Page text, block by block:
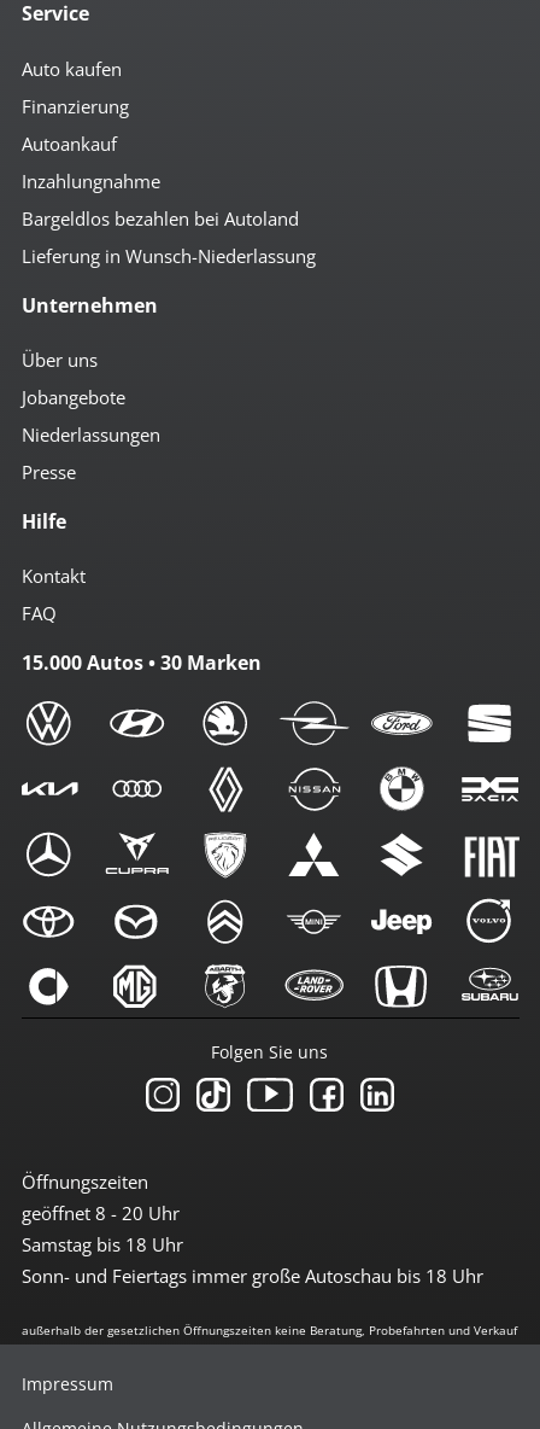
Service
Auto kaufen
Finanzierung
Autoankauf
Inzahlungnahme
Bargeldlos bezahlen bei Autoland
Lieferung in Wunsch-Niederlassung
Unternehmen
Über uns
Jobangebote
Niederlassungen
Presse
Hilfe
Kontakt
FAQ
15.000 Autos • 30 Marken
Öffnungszeiten
geöffnet 8 - 20 Uhr
Samstag bis 18 Uhr
Sonn- und Feiertags immer große Autoschau bis 18 Uhr
Folgen Sie uns
außerhalb der gesetzlichen Öffnungszeiten keine Beratung, Probefahrten und Verkauf
Impressum